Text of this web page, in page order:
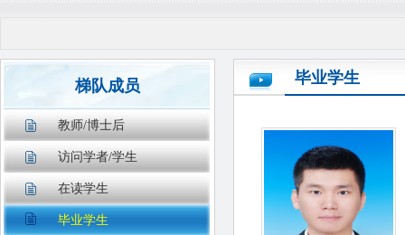
梯队成员
教师/博士后
访问学者/学生
在读学生
毕业学生
毕业学生